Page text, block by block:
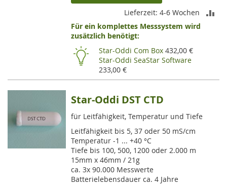
Lieferzeit: 4-6 Wochen
Für ein komplettes Messsystem wird
zusätzlich benötigt:
Star-Oddi Com Box 432,00 €
Star-Oddi SeaStar Software
233,00 €
Star-Oddi DST CTD
für Leitfähigkeit, Temperatur und Tiefe
Leitfähigkeit bis 5, 37 oder 50 mS/cm
Temperatur -1 ... +40 °C
Tiefe bis 100, 500, 1200 oder 2.000 m
15mm x 46mm / 21g
ca. 3x 90.000 Messwerte
Batterielebensdauer ca. 4 Jahre